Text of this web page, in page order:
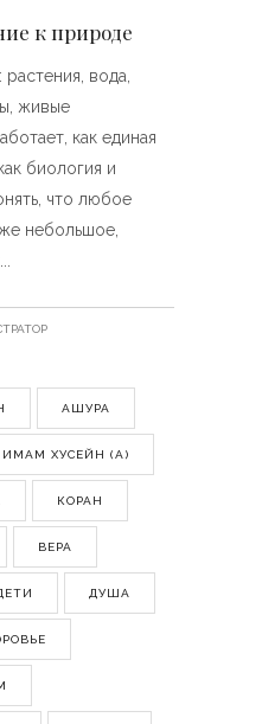
к природе
вода,
живые
как единая
биология и
что любое
небольшое,
АШУРА
ИМАМ ХУСЕЙН (А)
КОРАН
ВЕРА
ДУША